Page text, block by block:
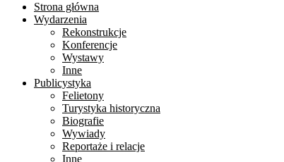
Strona główna
Wydarzenia
Rekonstrukcje
Konferencje
Wystawy
Inne
Publicystyka
Felietony
Turystyka historyczna
Biografie
Wywiady
Reportaże i relacje
Inne